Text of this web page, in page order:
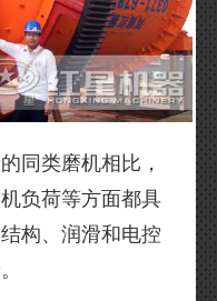
同类磨机相比，
负荷等方面都具
构、润滑和电控